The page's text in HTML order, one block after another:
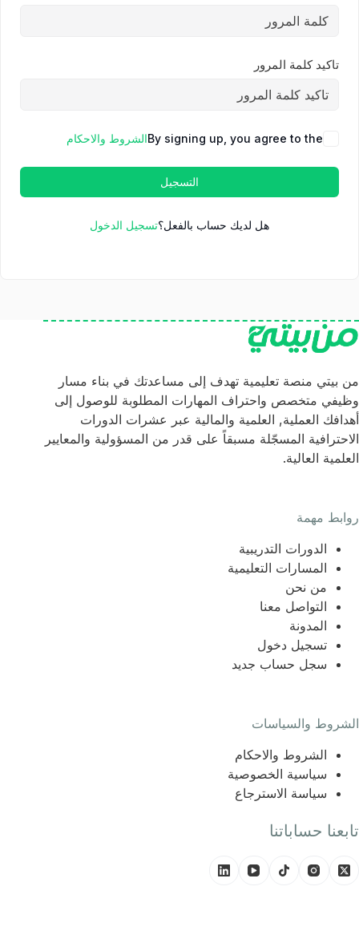
تاكيد كلمة المرور
By signing up, you agree to theالشروط والاحكام
التسجيل
هل لديك حساب بالفعل؟تسجيل الدخول
من بيتي منصة تعليمية تهدف إلى مساعدتك في بناء مسار
وظيفي متخصص واحتراف المهارات المطلوبة للوصول إلى
أهدافك العملية, العلمية والمالية عبر عشرات الدورات
الاحترافية المسجّلة مسبقاً على قدر من المسؤولية والمعايير
العلمية العالية.
روابط مهمة
الدورات التدريبية
المسارات التعليمية
من نحن
التواصل معنا
المدونة
تسجيل دخول
سجل حساب جديد
الشروط والسياسات
الشروط والاحكام
سياسية الخصوصية
سياسة الاسترجاع
تابعنا حساباتنا